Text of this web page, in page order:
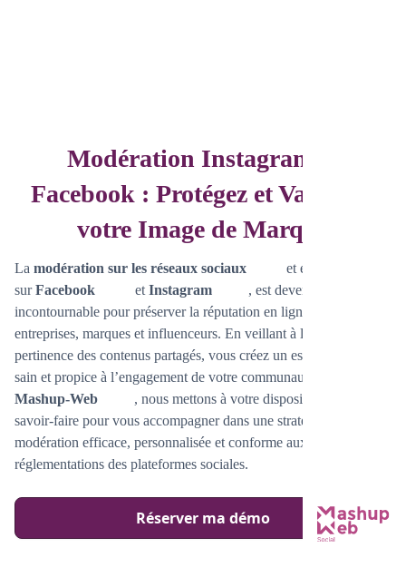
Modération Instagram et
Facebook : Protégez et Valorisez
votre Image de Marque
La modération sur les réseaux sociaux
et en particulier
surFacebook et Instagram
, est devenue
incontournable pour préserver la réputation en ligne des
entreprises, marques et influenceurs. En veillant à la qualité et à la
pertinence des contenus partagés, vous créez un espace d’échange
sain et propice à l’engagement de votre communauté. Chez
Mashup-Web
, nous mettons à votre disposition notre
savoir-faire pour vous accompagner dans une stratégie de
modération efficace, personnalisée et conforme aux dernières
réglementations des plateformes sociales.
Réserver ma démo